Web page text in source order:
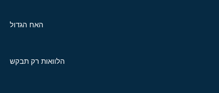
האח הגדול
הלוואות רק תבקש